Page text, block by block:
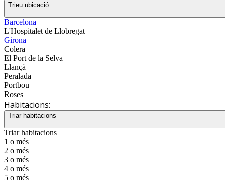
Trieu ubicació
Barcelona
L'Hospitalet de Llobregat
Girona
Colera
El Port de la Selva
Llançà
Peralada
Portbou
Roses
Habitacions:
Triar habitacions
Triar habitacions
1 o més
2 o més
3 o més
4 o més
5 o més